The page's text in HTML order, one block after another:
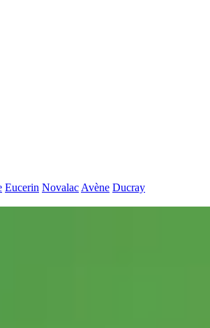
Eucerin Novalac Avène Ducray